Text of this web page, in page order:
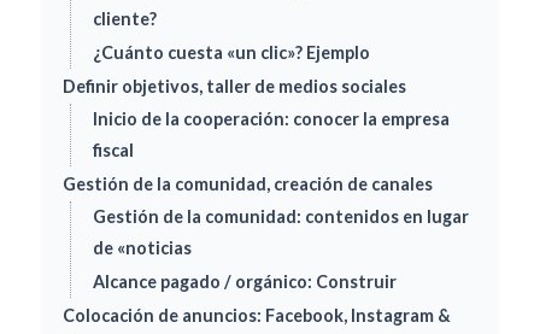
cliente?
¿Cuánto cuesta «un clic»? Ejemplo
Definir objetivos, taller de medios sociales
Inicio de la cooperación: conocer la empresa
fiscal
Gestión de la comunidad, creación de canales
Gestión de la comunidad: contenidos en lugar
de «noticias
Alcance pagado / orgánico: Construir
Colocación de anuncios: Facebook, Instagram &